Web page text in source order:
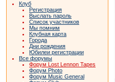
Клуб
Регистрация
Выслать пароль
Список участников
Мы помним
Клубная карта
Города
Дни рождения
Юбилеи регистрации
Все форумы
Форум Lost Lennon Tapes
Форум Photo
Форум Music General